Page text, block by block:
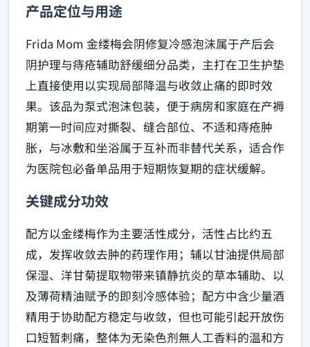
产品定位与用途
Frida Mom 金缕梅会阴修复冷感泡沫属于产后会
阴护理与痔疮辅助舒缓细分品类，主打在卫生护垫
上直接使用以实现局部降温与收敛止痛的即时效
果。该品为泵式泡沫包装，便于病房和家庭在产褥
期第一时间应对撕裂、缝合部位、不适和痔疮肿
胀，与冰敷和坐浴属于互补而非替代关系，适合作
为医院包必备单品用于短期恢复期的症状缓解。
关键成分功效
配方以金缕梅作为主要活性成分，活性占比约五
成，发挥收敛去肿的药理作用；辅以甘油提供局部
保湿、洋甘菊提取物带来镇静抗炎的草本辅助、以
及薄荷精油赋予的即刻冷感体验；配方中含少量酒
精用于协助配方稳定与收敛，但也可能引起开放伤
口短暂刺痛，整体为无染色剂無人工香料的温和方